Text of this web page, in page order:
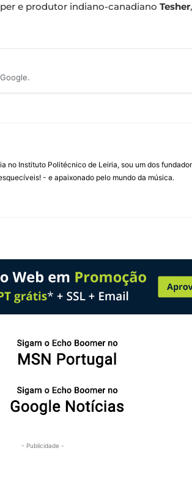
e produtor indiano-canadiano Tesher
no Instituto Politécnico de Leiria, sou um dos
- e apaixonado pelo mundo da música.
- Publicidade -